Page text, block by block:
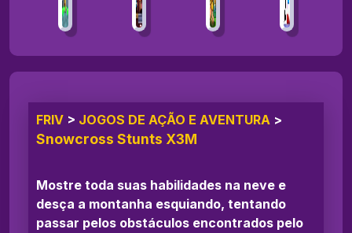
FRIV > JOGOS DE AÇÃO E AVENTURA >
Snowcross Stunts X3M
Mostre toda suas habilidades na neve e
desça a montanha esquiando, tentando
passar pelos obstáculos encontrados pelo